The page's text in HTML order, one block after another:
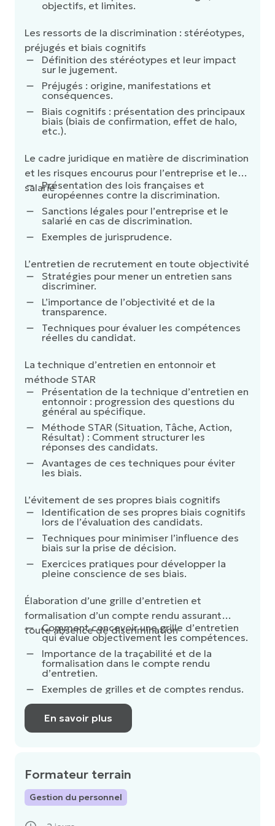
objectifs, et limites.
Les ressorts de la discrimination : stéréotypes,
préjugés et biais cognitifs
Définition des stéréotypes et leur impact
sur le jugement.
Préjugés : origine, manifestations et
conséquences.
Biais cognitifs : présentation des principaux
biais (biais de confirmation, effet de halo,
etc.).
Le cadre juridique en matière de discrimination
et les risques encourus pour l’entreprise et le
salariéPrésentation des lois françaises et
européennes contre la discrimination.
Sanctions légales pour l’entreprise et le
salarié en cas de discrimination.
Exemples de jurisprudence.
L’entretien de recrutement en toute objectivité
Stratégies pour mener un entretien sans
discriminer.
L’importance de l’objectivité et de la
transparence.
Techniques pour évaluer les compétences
réelles du candidat.
La technique d’entretien en entonnoir et
méthode STAR
Présentation de la technique d’entretien en
entonnoir : progression des questions du
général au spécifique.
Méthode STAR (Situation, Tâche, Action,
Résultat) : Comment structurer les
réponses des candidats.
Avantages de ces techniques pour éviter
les biais.
L’évitement de ses propres biais cognitifs
Identification de ses propres biais cognitifs
lors de l’évaluation des candidats.
Techniques pour minimiser l’influence des
biais sur la prise de décision.
Exercices pratiques pour développer la
pleine conscience de ses biais.
Élaboration d’une grille d’entretien et
formalisation d’un compte rendu assurant
toute absence de discrimination
Comment concevoir une grille d’entretien
qui évalue objectivement les compétences.
Importance de la traçabilité et de la
formalisation dans le compte rendu
d’entretien.
Exemples de grilles et de comptes rendus.
En savoir plus
Formateur terrain
Gestion du personnel